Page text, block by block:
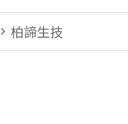
柏諦生技